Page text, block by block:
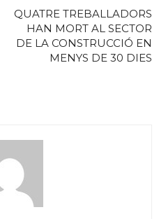
QUATRE TREBALLADORS
HAN MORT AL SECTOR
DE LA CONSTRUCCIÓ EN
MENYS DE 30 DIES